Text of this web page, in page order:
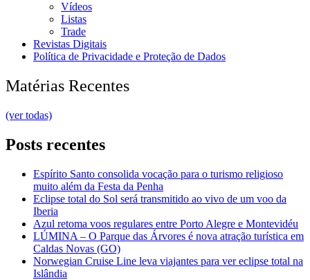
Vídeos
Listas
Trade
Revistas Digitais
Política de Privacidade e Proteção de Dados
Matérias Recentes
(ver todas)
Posts recentes
Espírito Santo consolida vocação para o turismo religioso
muito além da Festa da Penha
Eclipse total do Sol será transmitido ao vivo de um voo da
Iberia
Azul retoma voos regulares entre Porto Alegre e Montevidéu
LÚMINA – O Parque das Árvores é nova atração turística em
Caldas Novas (GO)
Norwegian Cruise Line leva viajantes para ver eclipse total na
Islândia